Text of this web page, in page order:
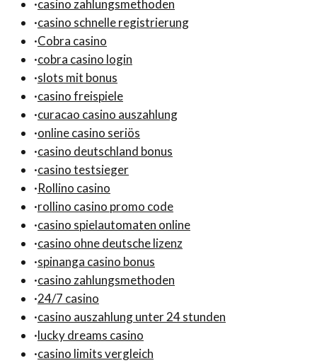
·casino zahlungsmethoden
·casino schnelle registrierung
·Cobra casino
·cobra casino login
·slots mit bonus
·casino freispiele
·curacao casino auszahlung
·online casino seriös
·casino deutschland bonus
·casino testsieger
·Rollino casino
·rollino casino promo code
·casino spielautomaten online
·casino ohne deutsche lizenz
·spinanga casino bonus
·casino zahlungsmethoden
·24/7 casino
·casino auszahlung unter 24 stunden
·lucky dreams casino
·casino limits vergleich